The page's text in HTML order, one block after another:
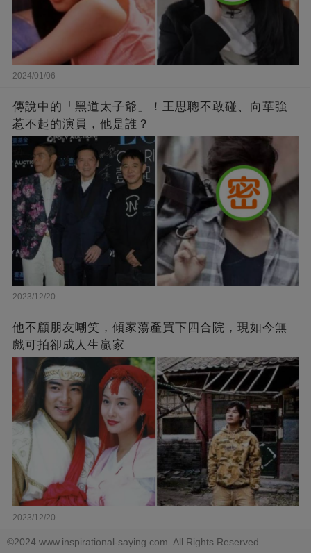
2024/01/06
傳說中的「黑道太子爺」！王思聰不敢碰、向華強
惹不起的演員，他是誰？
2023/12/20
他不顧朋友嘲笑，傾家蕩產買下四合院，現如今無
戲可拍卻成人生贏家
2023/12/20
©2024 www.inspirational-saying.com. All Rights Reserved.